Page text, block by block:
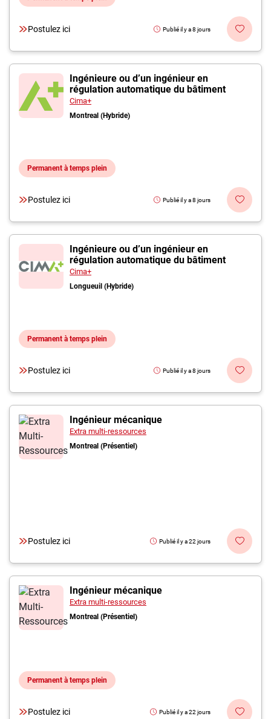
Postulez ici Publié il y a 8 jours
Ingénieure ou d’un ingénieur en
régulation automatique du bâtiment
Cima+
Montreal (Hybride)
Permanent à temps plein
Postulez ici Publié il y a 8 jours
Ingénieure ou d’un ingénieur en
régulation automatique du bâtiment
Cima+
Longueuil (Hybride)
Permanent à temps plein
Postulez ici Publié il y a 8 jours
Ingénieur mécanique
Extra multi-ressources
Montreal (Présentiel)
Postulez ici Publié il y a 22 jours
Ingénieur mécanique
Extra multi-ressources
Montreal (Présentiel)
Permanent à temps plein
Postulez ici Publié il y a 22 jours